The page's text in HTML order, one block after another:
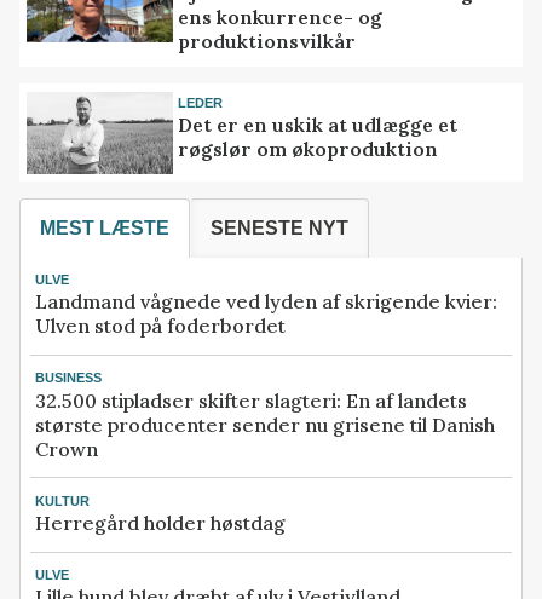
ens konkurrence- og
produktionsvilkår
LEDER
Det er en uskik at udlægge et
røgslør om økoproduktion
MEST LÆSTE SENESTE NYT
ULVE
Landmand vågnede ved lyden af skrigende kvier:
Ulven stod på foderbordet
BUSINESS
32.500 stipladser skifter slagteri: En af landets
største producenter sender nu grisene til Danish
Crown
KULTUR
Herregård holder høstdag
ULVE